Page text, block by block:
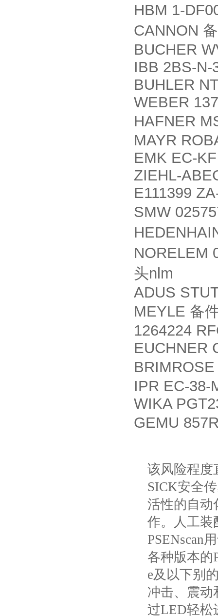
HBM 1-
CANNON
BUCHER
IBB 2BS-N-
BUHLER
WEBER
HAFNER
MAYR
EMK EC-
ZIEHL-
E111399
SMW
NORELEM
头nlm
ADUS
MEYLE 备
1264224
EUCHNER
IPR EC-38-
WIKA
GEMU
该风险程度
SICK安全
活性的自动
作。人工装
PSENscan
各种版本的
e及以下别
冲击、震动
过LED轻松